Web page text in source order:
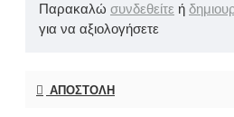
Παρακαλώ συνδεθείτε ή
για να αξιολογήσετε
ΑΠΟΣΤΟΛΉ